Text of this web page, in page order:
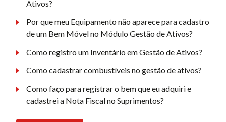
Ativos?
Por que meu Equipamento não aparece para cadastro
de um Bem Móvel no Módulo Gestão de Ativos?
Como registro um Inventário em Gestão de Ativos?
Como cadastrar combustíveis no gestão de ativos?
Como faço para registrar o bem que eu adquiri e
cadastrei a Nota Fiscal no Suprimentos?